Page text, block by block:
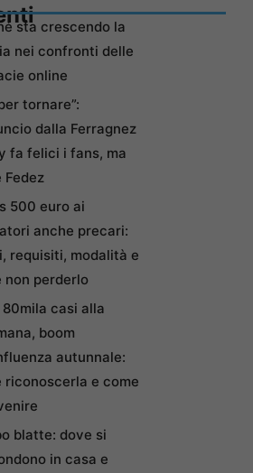
sta crescendo la
nei confronti delle
online
tornare”:
dalla Ferragnez
fa felici i fans, ma
Fedez
500 euro ai
anche precari:
requisiti, modalità e
non perderlo
casi alla
boom
autunnale:
riconoscerla e come
blatte: dove si
in casa e